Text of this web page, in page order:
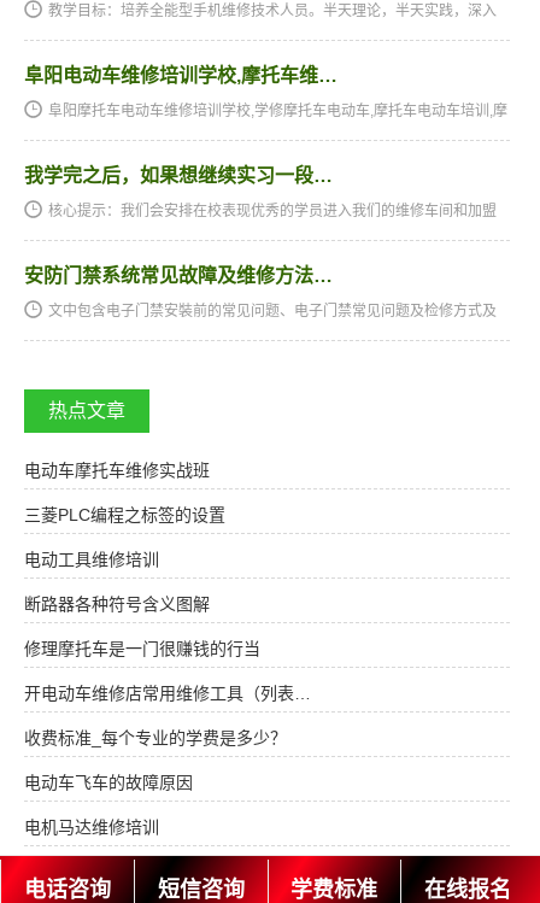
教学目标：培养全能型手机维修技术人员。半天理论，半天实践，深入
阜阳电动车维修培训学校,摩托车维…
阜阳摩托车电动车维修培训学校,学修摩托车电动车,摩托车电动车培训,摩
我学完之后，如果想继续实习一段…
核心提示：我们会安排在校表现优秀的学员进入我们的维修车间和加盟
安防门禁系统常见故障及维修方法…
文中包含电子门禁安裝前的常见问题、电子门禁常见问题及检修方式及
热点文章
电动车摩托车维修实战班
三菱PLC编程之标签的设置
电动工具维修培训
断路器各种符号含义图解
修理摩托车是一门很赚钱的行当
开电动车维修店常用维修工具（列表…
收费标准_每个专业的学费是多少？
电动车飞车的故障原因
电机马达维修培训
住学员宿舍需要交钱吗？
电话咨询 短信咨询 学费标准 在线报名